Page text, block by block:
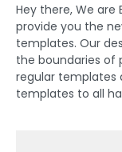
Hey there, We are
provide you the
templates. Our
the boundaries of
regular templates
templates to all